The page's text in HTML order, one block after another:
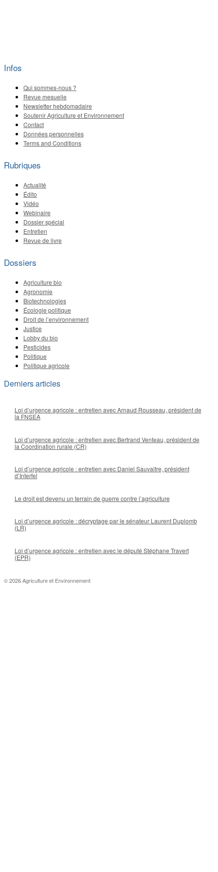
Infos
Qui sommes-nous ?
Revue mesuelle
Newsletter hebdomadaire
Soutenir Agriculture et Environnement
Contact
Données personnelles
Terms and Conditions
Rubriques
Actualité
Édito
Vidéo
Webinaire
Dossier spécial
Entretien
Revue de livre
Dossiers
Agriculture bio
Agronomie
Biotechnologies
Écologie politique
Droit de l’environnement
Justice
Lobby du bio
Pesticides
Politique
Politique agricole
Derniers articles
Loi d’urgence agricole : entretien avec Arnaud Rousseau, président de
la FNSEA
Loi d’urgence agricole : entretien avec Bertrand Venteau, président de
la Coordination rurale (CR)
Loi d’urgence agricole : entretien avec Daniel Sauvaitre, président
d’Interfel
Le droit est devenu un terrain de guerre contre l’agriculture
Loi d’urgence agricole : décryptage par le sénateur Laurent Duplomb
(LR)
Loi d’urgence agricole : entretien avec le député Stéphane Travert
(EPR)
© 2026 Agriculture et Environnement